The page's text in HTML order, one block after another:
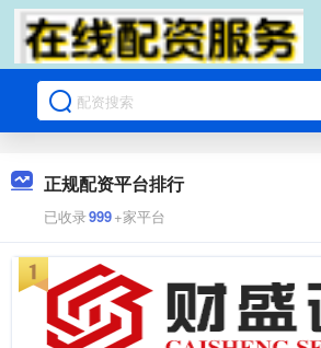
正规配资平台排行
已收录999+家平台